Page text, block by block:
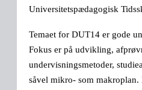
Universitetspædagogisk
Temaet for DUT14 er gode
Fokus er på udvikling,
undervisningsmetoder,
såvel mikro- som makroplan.